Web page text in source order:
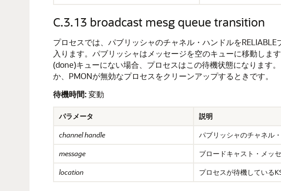
C.3.13 broadcast mesg queue transition
プロセスでは、パブリッシャのチャネル・ハンドルを
入ります。パブリッシャはメッセージを空のキューに移動し
(done)キューにない場合、プロセスはこの待機状態になります
か、PMONが無効なプロセスをクリーンアップするときです。
待機時間:変動
パラメータ
説明
channel handle
パブリッシャのチャネル
message
ブロードキャスト・メッ
location
プロセスが待機している